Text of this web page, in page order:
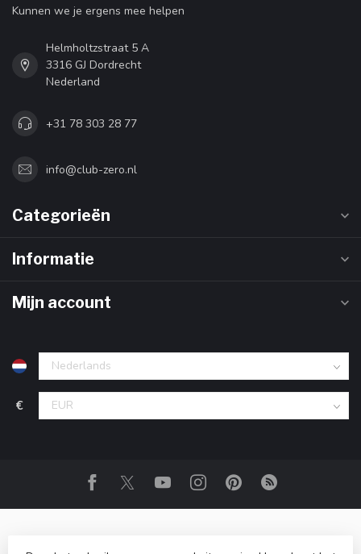
Kunnen we je ergens mee helpen
Helmholtzstraat 5 A
3316 GJ Dordrecht
Nederland
+31 78 303 28 77
info@club-zero.nl
Categorieën
Informatie
Mijn account
€